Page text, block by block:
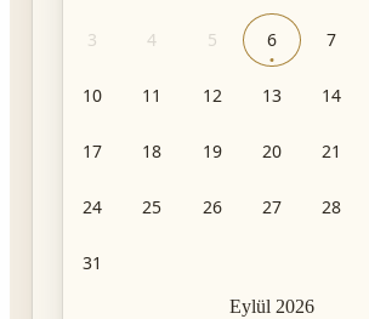
3 4 5 6 7
10 11 12 13 14
17 18 19 20 21
24 25 26 27 28
31
Eylül 2026